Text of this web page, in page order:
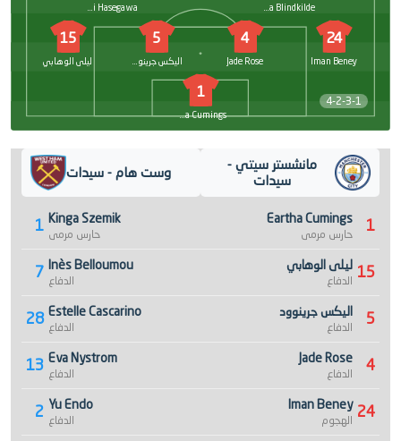
4-2-3-1
Laura Blindkilde
Yui Hasegawa
24
Iman Beney
4
Jade Rose
5
اليكس جرينوود
15
ليلى الوهابي
1
Eartha Cumings
وست هام - سيدات
1 Kinga Szemik
حارس مرمى
7 Inès Belloumou
الدفاع
28 Estelle Cascarino
الدفاع
13 Eva Nystrom
الدفاع
2 Yu Endo
الدفاع
مانشستر سيتي -
سيدات
1
Eartha Cumings
حارس مرمى
15 ليلى الوهابي
الدفاع
5 اليكس جرينوود
الدفاع
4
Jade Rose
الدفاع
24
Iman Beney
الهجوم